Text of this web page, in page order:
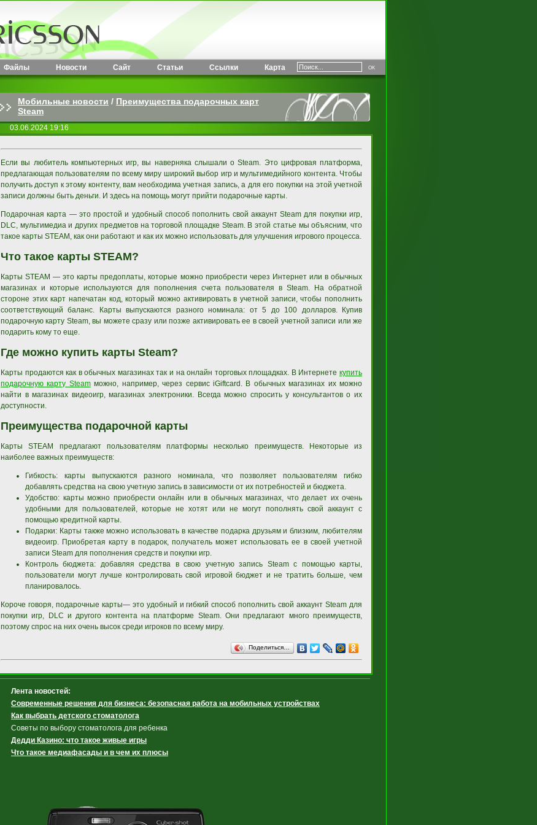
Файлы Новости Сайт Статьи Ссылки Карта
Мобильные новости / Преимущества подарочных карт
Steam
03.06.2024 19:16
Если вы любитель компьютерных игр, вы наверняка слышали о Steam. Это цифровая платформа,
предлагающая пользователям по всему миру широкий выбор игр и мультимедийного контента. Чтобы
получить доступ к этому контенту, вам необходима учетная запись, а для его покупки на этой учетной
записи должны быть деньги. И здесь на помощь могут прийти подарочные карты.
Подарочная карта — это простой и удобный способ пополнить свой аккаунт Steam для покупки игр,
DLC, мультимедиа и других предметов на торговой площадке Steam. В этой статье мы объясним, что
такое карты STEAM, как они работают и как их можно использовать для улучшения игрового процесса.
Что такое карты STEAM?
Карты STEAM — это карты предоплаты, которые можно приобрести через Интернет или в обычных
магазинах и которые используются для пополнения счета пользователя в Steam. На обратной
стороне этих карт напечатан код, который можно активировать в учетной записи, чтобы пополнить
соответствующий баланс. Карты выпускаются разного номинала: от 5 до 100 долларов. Купив
подарочную карту Steam, вы можете сразу или позже активировать ее в своей учетной записи или же
подарить кому то еще.
Где можно купить карты Steam?
Карты продаются как в обычных магазинах так и на онлайн торговых площадках. В Интернете купить
подарочную карту Steamможно, например, через сервис iGiftcard. В обычных магазинах их можно
найти в магазинах видеоигр, магазинах электроники. Всегда можно спросить у консультантов о их
доступности.
Преимущества подарочной карты
Карты STEAM предлагают пользователям платформы несколько преимуществ. Некоторые из
наиболее важных преимуществ:
Гибкость: карты выпускаются разного номинала, что позволяет пользователям гибко
добавлять средства на свою учетную запись в зависимости от их потребностей и бюджета.
Удобство: карты можно приобрести онлайн или в обычных магазинах, что делает их очень
удобными для пользователей, которые не хотят или не могут пополнять свой аккаунт с
помощью кредитной карты.
Подарки: Карты также можно использовать в качестве подарка друзьям и близким, любителям
видеоигр. Приобретая карту в подарок, получатель может использовать ее в своей учетной
записи Steam для пополнения средств и покупки игр.
Контроль бюджета: добавляя средства в свою учетную запись Steam с помощью карты,
пользователи могут лучше контролировать свой игровой бюджет и не тратить больше, чем
планировалось.
Короче говоря, подарочные карты— это удобный и гибкий способ пополнить свой аккаунт Steam для
покупки игр, DLC и другого контента на платформе Steam. Они предлагают много преимуществ,
поэтому спрос на них очень высок среди игроков по всему миру.
Поделиться…
Лента новостей:
Современные решения для бизнеса: безопасная работа на мобильных устройствах
Как выбрать детского стоматолога
Советы по выбору стоматолога для ребенка
Дедди Казино: что такое живые игры
Что такое медиафасады и в чем их плюсы